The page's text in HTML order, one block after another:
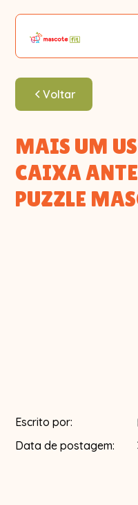
Voltar
MAIS UM
CAIXA
PUZZLE
Escrito por:
Data de postagem: